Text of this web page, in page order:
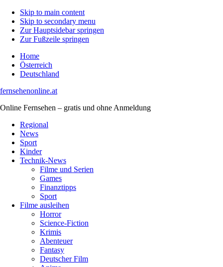
Skip to main content
Skip to secondary menu
Zur Hauptsidebar springen
Zur Fußzeile springen
Home
Österreich
Deutschland
fernsehenonline.at
Online Fernsehen – gratis und ohne Anmeldung
Regional
News
Sport
Kinder
Technik-News
Filme und Serien
Games
Finanztipps
Sport
Filme ausleihen
Horror
Science-Fiction
Krimis
Abenteuer
Fantasy
Deutscher Film